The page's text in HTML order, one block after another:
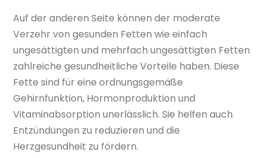
Auf der anderen Seite können der moderate
Verzehr von gesunden Fetten wie einfach
ungesättigten und mehrfach ungesättigten Fetten
zahlreiche gesundheitliche Vorteile haben. Diese
Fette sind für eine ordnungsgemäße
Gehirnfunktion, Hormonproduktion und
Vitaminabsorption unerlässlich. Sie helfen auch
Entzündungen zu reduzieren und die
Herzgesundheit zu fördern.